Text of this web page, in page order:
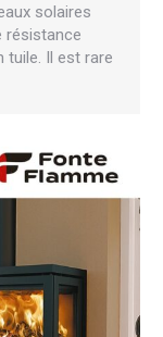
solaires
résistance
tuile. Il est rare